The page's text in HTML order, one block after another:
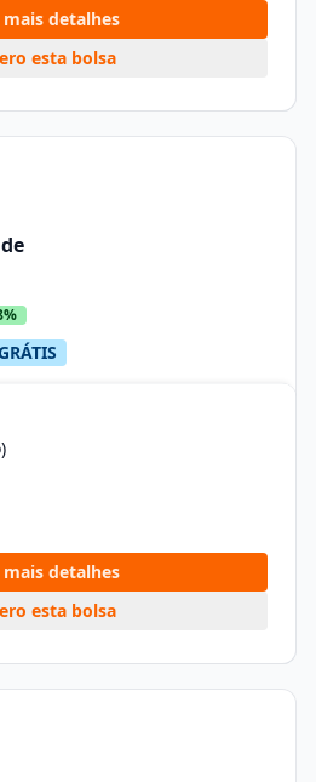
mais detalhes
esta bolsa
mais detalhes
esta bolsa